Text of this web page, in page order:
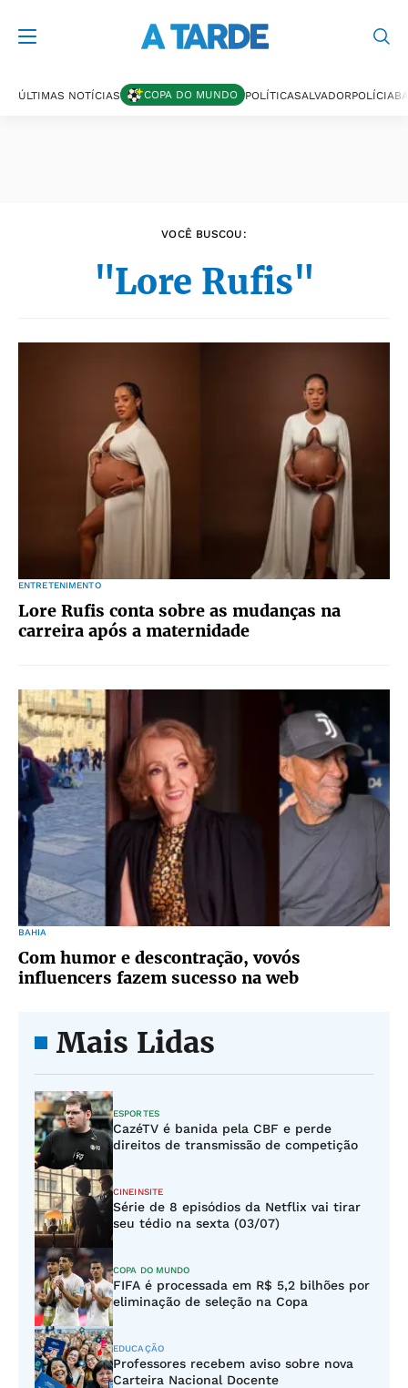
ÚLTIMAS NOTÍCIAS COPA DO MUNDO POLÍTICASALVADORPOLÍCIA
VOCÊ BUSCOU:
"Lore Rufis"
ENTRETENIMENTO
Lore Rufis conta sobre as mudanças na
carreira após a maternidade
BAHIA
Com humor e descontração, vovós
influencers fazem sucesso na web
Mais Lidas
ESPORTES
CazéTV é banida pela CBF e perde
direitos de transmissão de competição
CINEINSITE
Série de 8 episódios da Netflix vai tirar
seu tédio na sexta (03/07)
COPA DO MUNDO
FIFA é processada em R$ 5,2 bilhões por
eliminação de seleção na Copa
EDUCAÇÃO
Professores recebem aviso sobre nova
Carteira Nacional Docente